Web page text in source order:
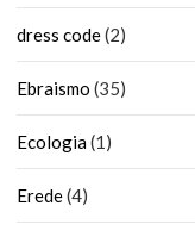
dress code(2)
Ebraismo (35)
Ecologia(1)
Erede(4)